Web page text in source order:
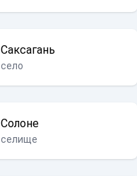
Саксагань
село
Солоне
селище